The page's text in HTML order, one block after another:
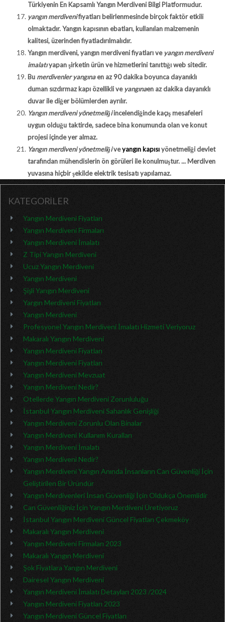
Türkiyenin En Kapsamlı Yangın Merdiveni Bilgi Platformudur.
yangın merdivenifiyatları belirlenmesinde birçok faktör etkili
olmaktadır. Yangın kapısının ebatları, kullanılan malzemenin
kalitesi, üzerinden fiyatladırılmalıdır.
Yangın merdiveni, yangın merdiveni fiyatları veyangın merdiveni
imalatıyapan şirketin ürün ve hizmetlerini tanıttığı web sitedir.
Bu merdivenler yangınaen az 90 dakika boyunca dayanıklı
duman sızdırmaz kapı özellikli veyangınaen az dakika dayanıklı
duvar ile diğer bölümlerden ayrılır.
Yangın merdiveni yönetmeliğiincelendiğinde kaçış mesafeleri
uygun olduğu taktirde, sadece bina konumunda olan ve konut
projesi içinde yer almaz.
Yangın merdiveni yönetmeliğiveyangın kapısıyönetmeliği devlet
tarafından mühendislerin ön görüleri ile konulmuştur. ... Merdiven
yuvasına hiçbir şekilde elektrik tesisatı yapılamaz.
KATEGORİLER
Yangın Merdiveni Fiyatları
Yangın Merdiveni Firmaları
Yangın Merdiveni İmalatı
Z Tipi Yangın Merdiveni
Ucuz Yangın Merdiveni
Yangın Merdiveni
Şişli Yangın Merdiveni
Yargın Merdiveni Fiyatları
Yangın Merdiveni
Profesyonel Yangın Merdiveni İmalatı Hizmeti Veriyoruz
Makaralı Yangın Merdiveni
Yangın Merdiveni Fiyatları
Yangın Merdiveni Fiyatları
Yangın Merdiveni Mevzuat
Yangın Merdiveni Nedir?
Otellerde Yangın Merdiveni Zorunluluğu
İstanbul Yangın Merdiveni Sahanlık Genişliği
Yangın Merdiveni Zorunlu Olan Binalar
Yangın Merdiveni Kullanım Kuralları
Yangın Merdiveni İmalatı
Yangın Merdiveni Nedir?
Yangın Merdiveni Yangın Anında İnsanların Can Güvenliği İçin
Geliştirilen Bir Üründür
Yangın Merdivenleri İnsan Güvenliği İçin Oldukça Önemlidir
Can Güvenliğiniz İçin Yangın Merdiveni Üretiyoruz
İstanbul Yangın Merdiveni Güncel Fiyatları Çekmeköy
Makaralı Yangın Merdiveni
Yangın Merdiveni Firmaları 2023
Makaralı Yangın Merdiveni
Şok Fiyatlara Yangın Merdiveni
Dairesel Yangın Merdiveni
Yangın Merdiveni İmalatı Detayları 2023 /2024
Yangın Merdiveni Fiyatları 2023
Yangın Merdiveni Güncel Fiyatları